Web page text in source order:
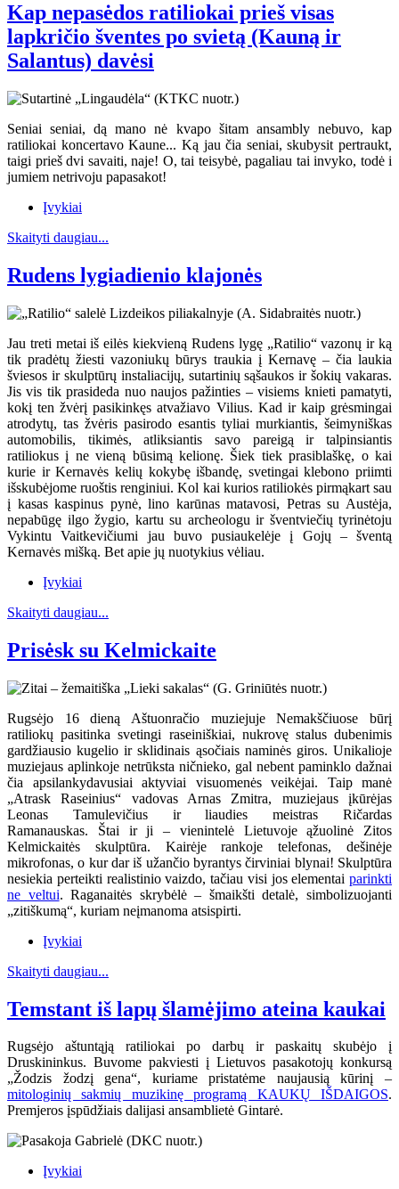
Kap nepasėdos ratiliokai prieš visas
lapkričio šventes po svietą (Kauną ir
Salantus) davėsi
Seniai seniai, dą mano nė kvapo šitam ansambly nebuvo, kap
ratiliokai koncertavo Kaune... Ką jau čia seniai, skubysit pertraukt,
taigi prieš dvi savaiti, naje! O, tai teisybė, pagaliau tai invyko, todė i
jumiem netrivoju papasakot!
Įvykiai
Skaityti daugiau...
Rudens lygiadienio klajonės
Jau treti metai iš eilės kiekvieną Rudens lygę „Ratilio“ vazonų ir ką
tik pradėtų žiesti vazoniukų būrys traukia į Kernavę – čia laukia
šviesos ir skulptūrų instaliacijų, sutartinių sąšaukos ir šokių vakaras.
Jis vis tik prasideda nuo naujos pažinties – visiems knieti pamatyti,
kokį ten žvėrį pasikinkęs atvažiavo Vilius. Kad ir kaip grėsmingai
atrodytų, tas žvėris pasirodo esantis tyliai murkiantis, šeimyniškas
automobilis, tikimės, atliksiantis savo pareigą ir talpinsiantis
ratiliokus į ne vieną būsimą kelionę. Šiek tiek prasiblaškę, o kai
kurie ir Kernavės kelių kokybę išbandę, svetingai klebono priimti
išskubėjome ruoštis renginiui. Kol kai kurios ratiliokės pirmąkart sau
į kasas kaspinus pynė, lino karūnas matavosi, Petras su Austėja,
nepabūgę ilgo žygio, kartu su archeologu ir šventviečių tyrinėtoju
Vykintu Vaitkevičiumi jau buvo pusiaukelėje į Gojų – šventą
Kernavės mišką. Bet apie jų nuotykius vėliau.
Įvykiai
Skaityti daugiau...
Prisėsk su Kelmickaite
Rugsėjo 16 dieną Aštuonračio muziejuje Nemakščiuose būrį
ratiliokų pasitinka svetingi raseiniškiai, nukrovę stalus dubenimis
gardžiausio kugelio ir sklidinais ąsočiais naminės giros. Unikalioje
muziejaus aplinkoje netrūksta ničnieko, gal nebent paminklo dažnai
čia apsilankydavusiai aktyviai visuomenės veikėjai. Taip manė
„Atrask Raseinius“ vadovas Arnas Zmitra, muziejaus įkūrėjas
Leonas Tamulevičius ir liaudies meistras Ričardas
Ramanauskas. Štai ir ji – vienintelė Lietuvoje ąžuolinė Zitos
Kelmickaitės skulptūra. Kairėje rankoje telefonas, dešinėje
mikrofonas, o kur dar iš užančio byrantys čirviniai blynai! Skulptūra
nesiekia perteikti realistinio vaizdo, tačiau visi jos elementai parinkti
ne veltui. Raganaitės skrybėlė – šmaikšti detalė, simbolizuojanti
„zitiškumą“, kuriam neįmanoma atsispirti.
Įvykiai
Skaityti daugiau...
Temstant iš lapų šlamėjimo ateina kaukai
Rugsėjo aštuntąją ratiliokai po darbų ir paskaitų skubėjo į
Druskininkus. Buvome pakviesti į Lietuvos pasakotojų konkursą
„Žodzis žodzį gena“, kuriame pristatėme naujausią kūrinį –
mitologinių sakmių muzikinę programą KAUKŲ IŠDAIGOS.
Premjeros įspūdžiais dalijasi ansamblietė Gintarė.
Įvykiai